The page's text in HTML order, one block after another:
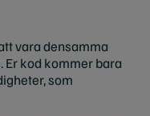
vara densamma
Er kod kommer bara
som